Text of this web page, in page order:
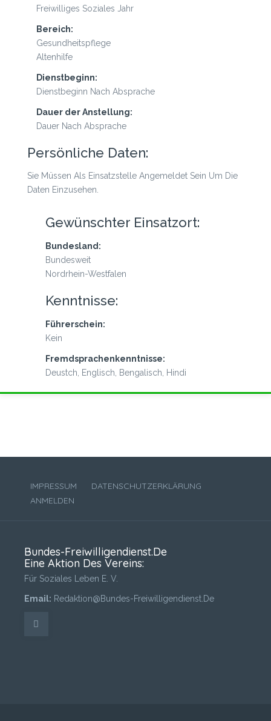
Freiwilliges Soziales Jahr
Bereich:
Gesundheitspflege
Altenhilfe
Dienstbeginn:
Dienstbeginn Nach Absprache
Dauer der Anstellung:
Dauer Nach Absprache
Persönliche Daten:
Sie Müssen Als Einsatzstelle Angemeldet Sein Um Die
Daten Einzusehen.
Gewünschter Einsatzort:
Bundesland:
Bundesweit
Nordrhein-Westfalen
Kenntnisse:
Führerschein:
Kein
Fremdsprachenkenntnisse:
Deustch, Englisch, Bengalisch, Hindi
IMPRESSUM
DATENSCHUTZERKLÄRUNG
ANMELDEN
Bundes-Freiwilligendienst.de
Eine Aktion Des Vereins:
Für Soziales Leben E. V.
Email: Redaktion@Bundes-Freiwilligendienst.de